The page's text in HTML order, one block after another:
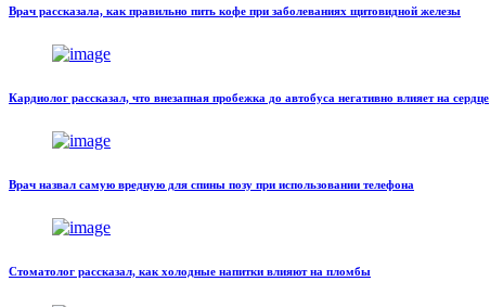
Врач рассказала, как правильно пить кофе при заболеваниях щитовидной железы
Кардиолог рассказал, что внезапная пробежка до автобуса негативно влияет на сердце
Врач назвал самую вредную для спины позу при использовании телефона
Стоматолог рассказал, как холодные напитки влияют на пломбы